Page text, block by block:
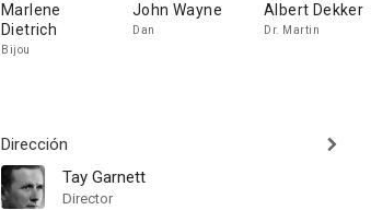
Marlene
Dietrich
Bijou
John Wayne
Dan
Albert Dekker
Dr. Martin
Dirección
Tay Garnett
Director